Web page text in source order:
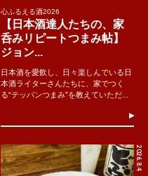
心ふるえる酒2026
【日本酒達人たちの、家
呑みリピートつまみ帖】
ジョン...
日本酒を愛飲し、日々楽しんでいる日
本酒ライターさんたちに、家でつく
る“テッパンつまみ”を教えていただ...
2026.8.4